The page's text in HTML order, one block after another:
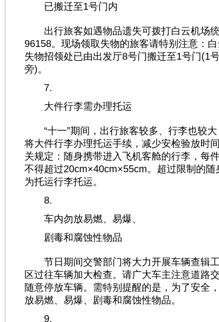
已搬迁至1号门内
出行旅客如遇物品遗失可拨打白云机场
96158。现场领取失物的旅客请特别注意：
失物招领处已由出发厅8号门搬迁至1号门(1
旁)。
7.
大件行李需办理托运
“十一”期间，出行旅客较多、行李也较大
将大件行李办理托运手续，减少安检验放时
关规定：随身携带进入飞机客舱的行李，每
不得超过20cm×40cm×55cm。超过限制的随
为托运行李托运。
8.
车内勿放易燃、易爆、
剧毒和腐蚀性物品
节日期间交警部门将大力开展车辆查辑
区过往车辆加大检查。请广大车主注意道路
随意停放车辆。需特别提醒的是，为了安全
放易燃、易爆、剧毒和腐蚀性物品。
9.